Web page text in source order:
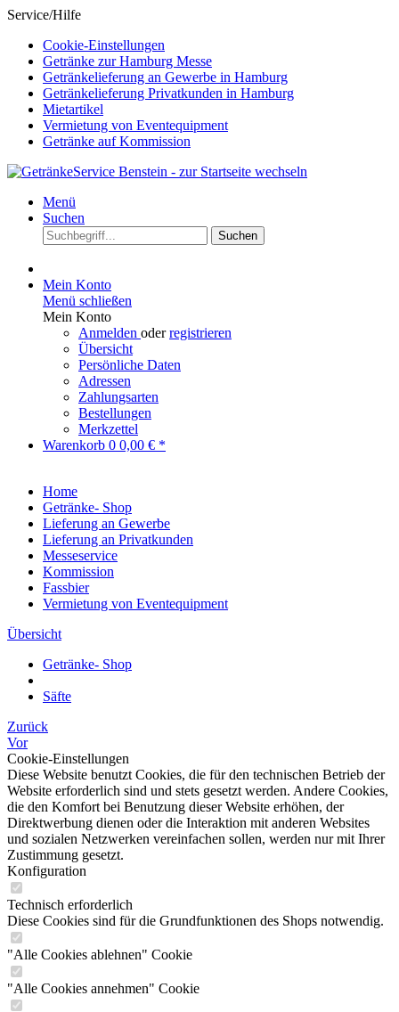
Service/Hilfe
Cookie-Einstellungen
Getränke zur Hamburg Messe
Getränkelieferung an Gewerbe in Hamburg
Getränkelieferung Privatkunden in Hamburg
Mietartikel
Vermietung von Eventequipment
Getränke auf Kommission
Menü
Suchen
Suchen
Mein Konto
Menü schließen
Mein Konto
Anmelden oderregistrieren
Übersicht
Persönliche Daten
Adressen
Zahlungsarten
Bestellungen
Merkzettel
Warenkorb 0 0,00 € *
Home
Getränke- Shop
Lieferung an Gewerbe
Lieferung an Privatkunden
Messeservice
Kommission
Fassbier
Vermietung von Eventequipment
Übersicht
Getränke- Shop
Säfte
Zurück
Vor
Cookie-Einstellungen
Diese Website benutzt Cookies, die für den technischen Betrieb der
Website erforderlich sind und stets gesetzt werden. Andere Cookies,
die den Komfort bei Benutzung dieser Website erhöhen, der
Direktwerbung dienen oder die Interaktion mit anderen Websites
und sozialen Netzwerken vereinfachen sollen, werden nur mit Ihrer
Zustimmung gesetzt.
Konfiguration
Technisch erforderlich
Diese Cookies sind für die Grundfunktionen des Shops notwendig.
"Alle Cookies ablehnen" Cookie
"Alle Cookies annehmen" Cookie